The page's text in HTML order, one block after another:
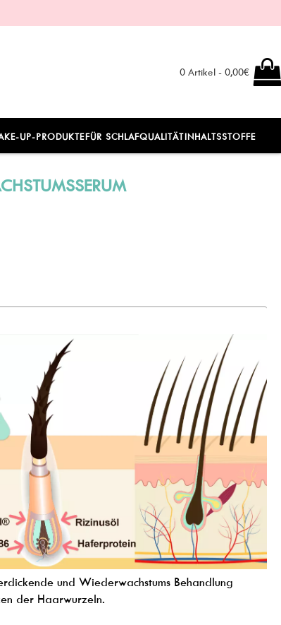
0 Artikel - 0,00€
UP-PRODUKTEFÜR SCHLAFQUALITÄTINHALTSSTOFFE
und Wiederwachstums Behandlung
der Haarwurzeln.